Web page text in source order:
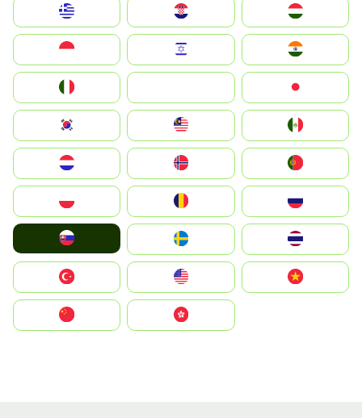
Magyarország
South Korea
United States
中國香港特別行政區